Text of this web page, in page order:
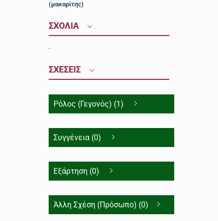
(μακαρίτης)
ΣΧΟΛΙΑ
-
ΣΧΕΣΕΙΣ
Ρόλος (Γεγονός) (1)
Συγγένεια (0)
Εξάρτηση (0)
Άλλη Σχέση (Πρόσωπο) (0)